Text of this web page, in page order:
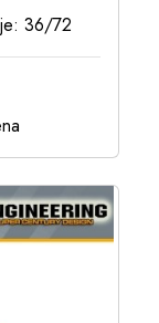
36/72